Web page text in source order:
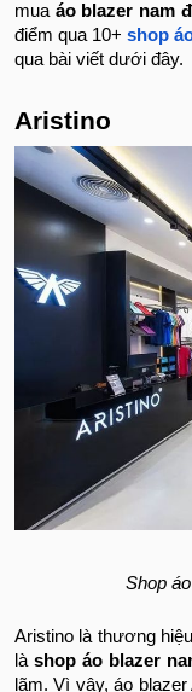
mua áo blazer nam
điểm qua 10+ shop
qua bài viết dưới đây.
Aristino
Shop
Aristino là thương
là shop áo blazer
lãm. Vì vậy, áo